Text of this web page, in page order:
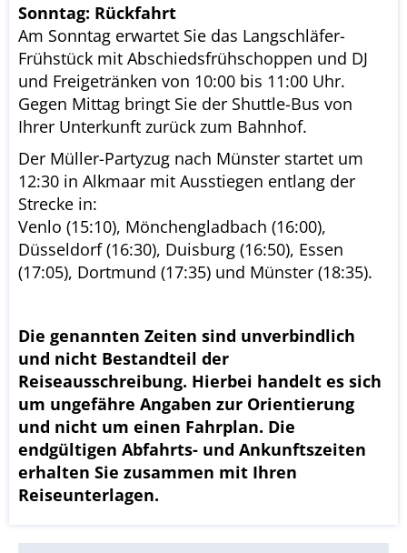
Sonntag: Rückfahrt
Am Sonntag erwartet Sie das Langschläfer-
Frühstück mit Abschiedsfrühschoppen und DJ
und Freigetränken von 10:00 bis 11:00 Uhr.
Gegen Mittag bringt Sie der Shuttle-Bus von
Ihrer Unterkunft zurück zum Bahnhof.
Der Müller-Partyzug nach Münster startet um
12:30 in Alkmaar mit Ausstiegen entlang der
Strecke in:
Venlo (15:10), Mönchengladbach (16:00),
Düsseldorf (16:30), Duisburg (16:50), Essen
(17:05), Dortmund (17:35) und Münster (18:35).
Die genannten Zeiten sind unverbindlich
und nicht Bestandteil der
Reiseausschreibung. Hierbei handelt es sich
um ungefähre Angaben zur Orientierung
und nicht um einen Fahrplan. Die
endgültigen Abfahrts- und Ankunftszeiten
erhalten Sie zusammen mit Ihren
Reiseunterlagen.